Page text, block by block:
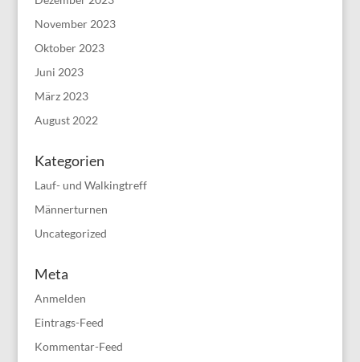
November 2023
Oktober 2023
Juni 2023
März 2023
August 2022
Kategorien
Lauf- und Walkingtreff
Männerturnen
Uncategorized
Meta
Anmelden
Eintrags-Feed
Kommentar-Feed